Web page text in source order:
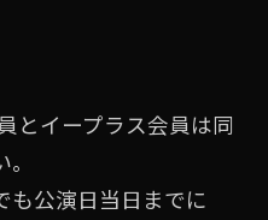
とイープラス会員は同
公演日当日までに